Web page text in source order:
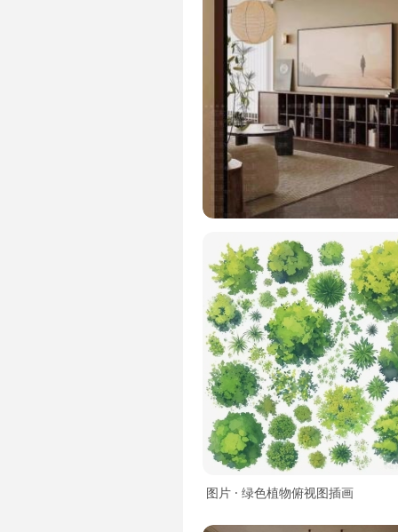
图片 · 绿色植物俯视图插画